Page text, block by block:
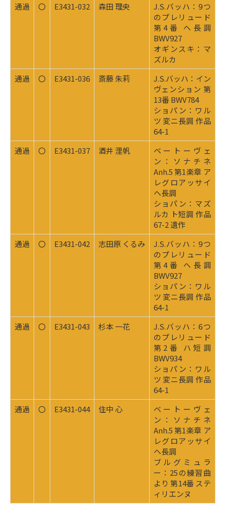
通過
〇 E3431-032 森田 理央
J.S.バッハ：9つ
のプレリュード
第4番 ヘ長調
BWV927
オギンスキ：マ
ズルカ
通過
〇 E3431-036 斎藤 朱莉
J.S.バッハ：イン
ヴェンション 第
13番 BWV784
ショパン：ワル
ツ 変ニ長調 作品
64-1
通過
〇 E3431-037 酒井 浬帆
ベートーヴェ
ン：ソナチネ
Anh.5 第1楽章 ア
レグロアッサイ
ヘ長調
ショパン：マズ
ルカ ト短調 作品
67-2 遺作
通過
〇 E3431-042 志田原 くるみ
J.S.バッハ：9つ
のプレリュード
第4番 ヘ長調
BWV927
ショパン：ワル
ツ 変ニ長調 作品
64-1
通過
〇 E3431-043 杉本 一花
J.S.バッハ：6つ
のプレリュード
第2番 ハ短調
BWV934
ショパン：ワル
ツ 変ニ長調 作品
64-1
通過
〇 E3431-044 住中 心
ベートーヴェ
ン：ソナチネ
Anh.5 第1楽章 ア
レグロアッサイ
ヘ長調
ブルグミュラ
ー：25の練習曲
より 第14番 ステ
ィリエンヌ